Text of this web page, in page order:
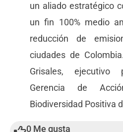
un aliado estratégico
un fin 100% medio
reducción de
ciudades de
Grisales,
Gerencia de
Biodiversidad Positiva
0 Me gusta